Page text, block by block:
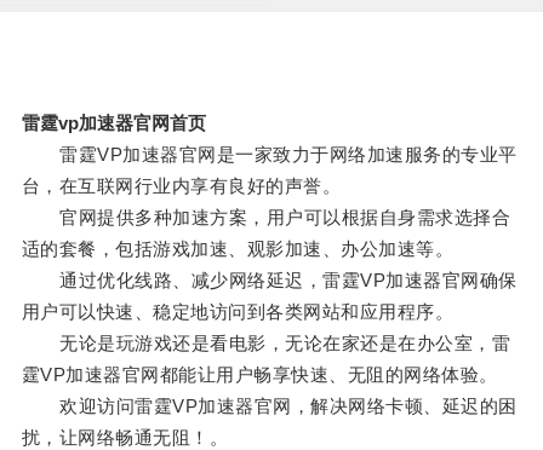
雷霆vp加速器官网首页
雷霆VP加速器官网是一家致力于网络加速服务的专业平
台，在互联网行业内享有良好的声誉。
官网提供多种加速方案，用户可以根据自身需求选择合
适的套餐，包括游戏加速、观影加速、办公加速等。
通过优化线路、减少网络延迟，雷霆VP加速器官网确保
用户可以快速、稳定地访问到各类网站和应用程序。
无论是玩游戏还是看电影，无论在家还是在办公室，雷
霆VP加速器官网都能让用户畅享快速、无阻的网络体验。
欢迎访问雷霆VP加速器官网，解决网络卡顿、延迟的困
扰，让网络畅通无阻！。